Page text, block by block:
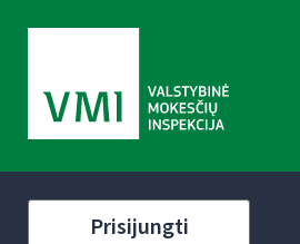
Prisijungti